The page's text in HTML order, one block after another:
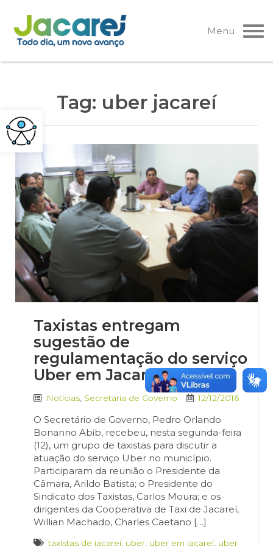
Pular
para
o
Menu
Tag: uber jacareí
Taxistas entregam
sugestão de
regulamentação do serviço
Uber em Jacareí
Notícias Secretaria de Governo 12/12/2016
O Secretário de Governo, Pedro Orlando
Bonanno Abib, recebeu, nesta segunda-feira
(12), um grupo de taxistas para discutir a
atuação do serviço Uber no município.
Participaram da reunião o Presidente da
Câmara, Arildo Batista; o Presidente do
Sindicato dos Taxistas, Carlos Moura; e os
dirigentes da Cooperativa de Taxi de Jacareí,
Willian Machado, Charles Caetano […]
taxistas de jacareí, uber uber em jacareí, uber